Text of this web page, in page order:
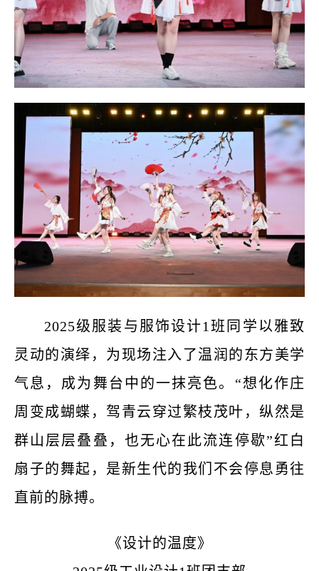
2025级服装与服饰设计1班同学以雅致
灵动的演绎，为现场注入了温润的东方美学
气息，成为舞台中的一抹亮色。“想化作庄
周变成蝴蝶，驾青云穿过繁枝茂叶，纵然是
群山层层叠叠，也无心在此流连停歇”红白
扇子的舞起，是新生代的我们不会停息勇往
直前的脉搏。
《设计的温度》